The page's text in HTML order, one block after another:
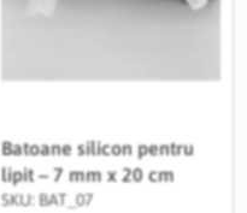
Batoane silicon pentru
lipit – 7 mm x 20 cm
SKU: BAT_07